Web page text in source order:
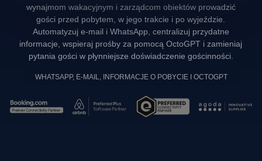
wynajmom wakacyjnym i zarządcom obiektów prowadzić
gości przed pobytem, w jego trakcie i po wyjeździe.
Automatyzuj e-mail i WhatsApp, centralizuj przydatne
informacje, wspieraj prośby za pomocą OctoGPT i zamieniaj
pytania gości w płynniejsze doświadczenie gościnności.
WHATSAPP, E-MAIL, INFORMACJE O POBYCIE I OCTOGPT